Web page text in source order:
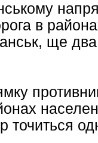
в
ще два
точиться